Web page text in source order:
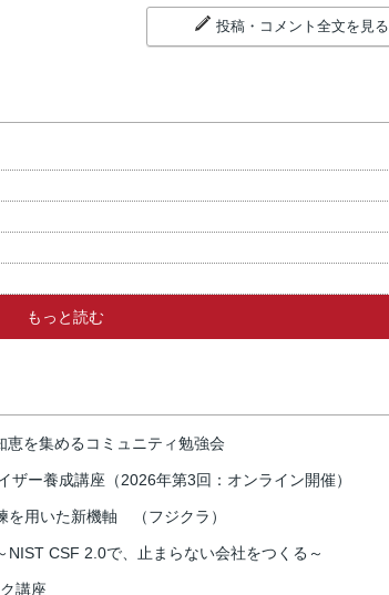
投稿・コメント全文を見る
もっと読む
恵を集めるコミュニティ勉強会
ザー養成講座（2026年第3回：オンライン開催）
を用いた新機軸 （フジクラ）
CSF 2.0で、止まらない会社をつくる～
講座